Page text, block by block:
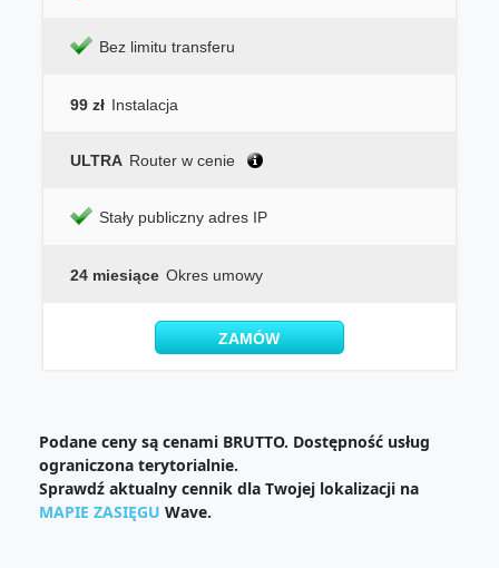
Bez limitu transferu
99 zł Instalacja
ULTRA Router w cenie
Stały publiczny adres IP
24 miesiące Okres umowy
ZAMÓW
Podane ceny są cenami BRUTTO. Dostępność usług
ograniczona terytorialnie.
Sprawdź aktualny cennik dla Twojej lokalizacji na
MAPIE ZASIĘGU Wave.